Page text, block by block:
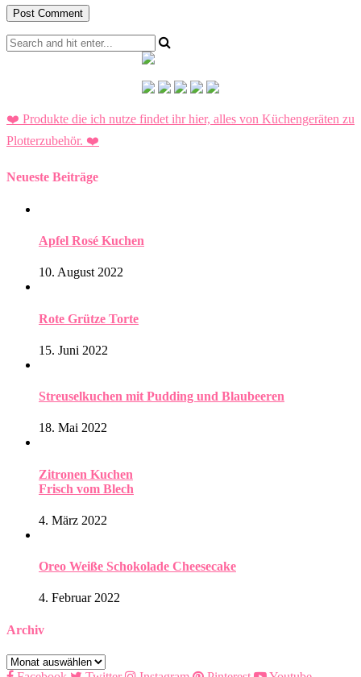
❤️ Produkte die ich nutze findet ihr hier, alles von Küchengeräten zu
Plotterzubehör. ❤️
Neueste Beiträge
Apfel Rosé Kuchen
10. August 2022
Rote Grütze Torte
15. Juni 2022
Streuselkuchen mit Pudding und Blaubeeren
18. Mai 2022
Zitronen Kuchen
Frisch vom Blech
4. März 2022
Oreo Weiße Schokolade Cheesecake
4. Februar 2022
Archiv
Archiv